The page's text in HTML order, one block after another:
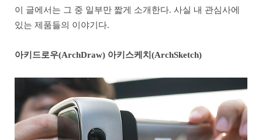
이 글에서는 그 중 일부만 짧게 소개한다. 사실 내 관심사에
있는 제품들의 이야기다.
아키드로우(ArchDraw) 아키스케치(ArchSketch)